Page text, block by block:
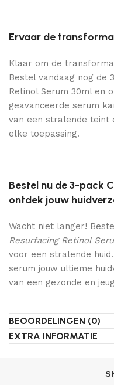
Ervaar de
Klaar om de
Bestel vandaag nog de
Retinol Serum 30ml en
geavanceerde serum
van een stralende teint
elke toepassing.
Bestel nu de 3-pack
ontdek jouw
Wacht niet langer!
Resurfacing Retinol
voor een stralende
serum jouw ultieme
van een gezonde en
BEOORDELINGEN (0)
EXTRA INFORMATIE